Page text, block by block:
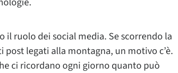
ruolo dei social media. Se scorrendo la
legati alla montagna, un motivo c’è.
ci ricordano ogni giorno quanto può